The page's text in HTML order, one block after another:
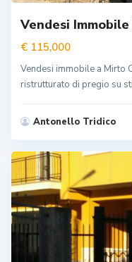
Vendesi
€ 115,000
Vendesi immobile a Mirto
ristrutturato di pregio su
Antonello Tridico